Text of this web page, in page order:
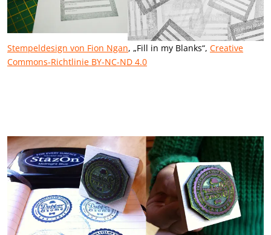
Stempeldesign von Fion Ngan, „Fill in my Blanks“, Creative
Commons-Richtlinie BY-NC-ND 4.0